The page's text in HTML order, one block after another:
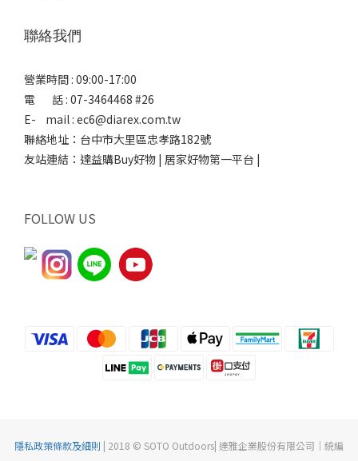
聯絡我們
營業時間 : 09:00-17:00
電 話 : 07-3464468 #26
E- mail : ec6@diarex.com.tw
聯絡地址：台中市大里區忠孝路182號
友站連結： 達益購Buy好物 | 居家好物第一平台 |
FOLLOW US
隱私政策條款及細則 | 2018 © SOTO Outdoors| 達雅企業股份有限公司｜統編